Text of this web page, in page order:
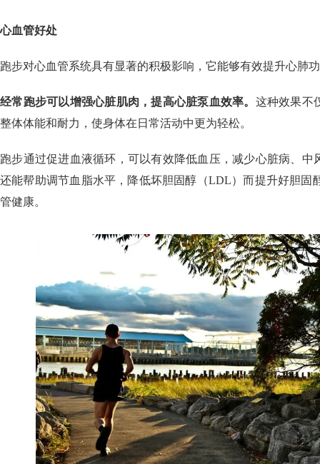
心血管好处
跑步对心血管系统具有显著的积极影响，它能够有效提升心肺
经常跑步可以增强心脏肌肉，提高心脏泵血效率。 这种效果不
整体体能和耐力，使身体在日常活动中更为轻松。
跑步通过促进血液循环，可以有效降低血压，减少心脏病、中
还能帮助调节血脂水平，降低坏胆固醇（LDL）而提升好胆固
管健康。